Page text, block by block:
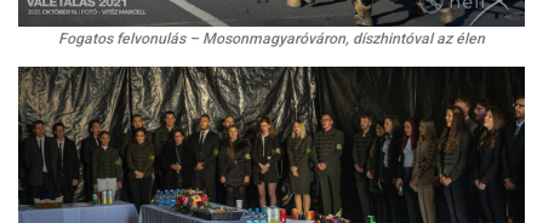
Fogatos felvonulás – Mosonmagyaróváron, díszhintóval az élen